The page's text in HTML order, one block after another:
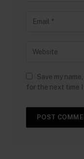
Save my
for the next time I